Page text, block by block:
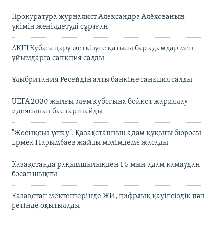
Прокуратура журналист Александра Алёхованың
үкімін жеңілдетуді сұраған
АҚШ Кубаға қару жеткізуге қатысы бар адамдар мен
ұйымдарға санкция салды
Ұлыбритания Ресейдің алты банкіне санкция салды
UEFA 2030 жылғы әлем кубогына бойкот жариялау
идеясынан бас тартпайды
"Жосықсыз ұстау". Қазақстанның адам құқығы бюросы
Ермек Нарымбаев жайлы мәлімдеме жасады
Қазақстанда рақымшылықпен 1,5 мың адам қамаудан
босап шықты
Қазақстан мектептерінде ЖИ, цифрлық қауіпсіздік пән
ретінде оқытылады